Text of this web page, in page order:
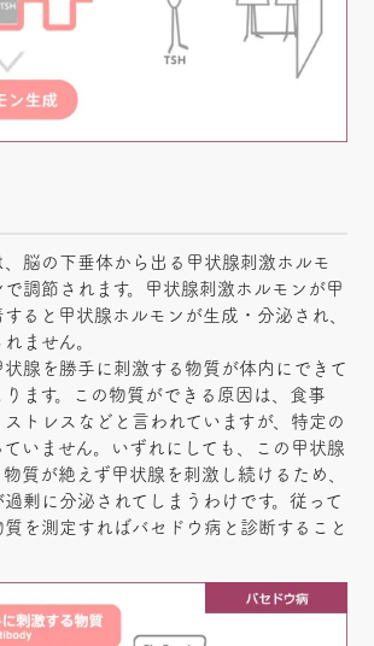
脳の下垂体から出る甲状腺刺激ホルモ
調節されます。甲状腺刺激ホルモンが甲
ると甲状腺ホルモンが生成・分泌され、
ません。
腺を勝手に刺激する物質が体内にできて
ります。この物質ができる原因は、食事
ストレスなどと言われていますが、特定の
いません。いずれにしても、この甲状腺
質が絶えず甲状腺を刺激し続けるため、
剰に分泌されてしまうわけです。従って
を測定すればバセドウ病と診断すること